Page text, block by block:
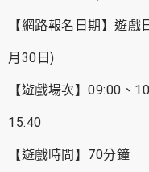
【網路報名日期】遊
月30日)
【遊戲場次】09:00、
15:40
【遊戲時間】70分鐘